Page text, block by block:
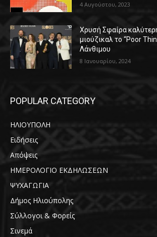
4 Αυγούστου, 2023
Χρυσή Σφαίρα
μιούζικαλ το “Poor
Λάνθιμου
8 Ιανουαρίου, 2024
POPULAR CATEGORY
ΗΛΙΟΥΠΟΛΗ
Ειδήσεις
Απόψεις
ΗΜΕΡΟΛΟΓΙΟ ΕΚΔΗΛΩΣΕΩΝ
ΨΥΧΑΓΩΓΙΑ
Δήμος Ηλιούπολης
Σύλλογοι & Φορείς
Σινεμά